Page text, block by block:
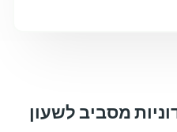
מסביב לשעון